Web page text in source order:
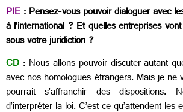
PIE: Pensez-vous pouvoir dialoguer avec
à l’international ? Et quelles entreprises
sous votre juridiction ?
CD : Nous allons pouvoir discuter autant
avec nos homologues étrangers. Mais je ne
pourrait s’affranchir des
d’interpréter la loi. C’est ce qu’attendent les